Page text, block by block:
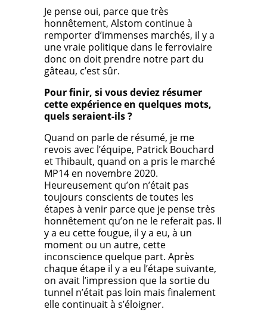
Je pense oui, parce que très
honnêtement, Alstom continue à
remporter d’immenses marchés, il y a
une vraie politique dans le ferroviaire
donc on doit prendre notre part du
gâteau, c’est sûr.
Pour finir, si vous deviez résumer
cette expérience en quelques mots,
quels seraient-ils ?
Quand on parle de résumé, je me
revois avec l’équipe, Patrick Bouchard
et Thibault, quand on a pris le marché
MP14 en novembre 2020.
Heureusement qu’on n’était pas
toujours conscients de toutes les
étapes à venir parce que je pense très
honnêtement qu’on ne le referait pas. Il
y a eu cette fougue, il y a eu, à un
moment ou un autre, cette
inconscience quelque part. Après
chaque étape il y a eu l’étape suivante,
on avait l’impression que la sortie du
tunnel n’était pas loin mais finalement
elle continuait à s’éloigner.